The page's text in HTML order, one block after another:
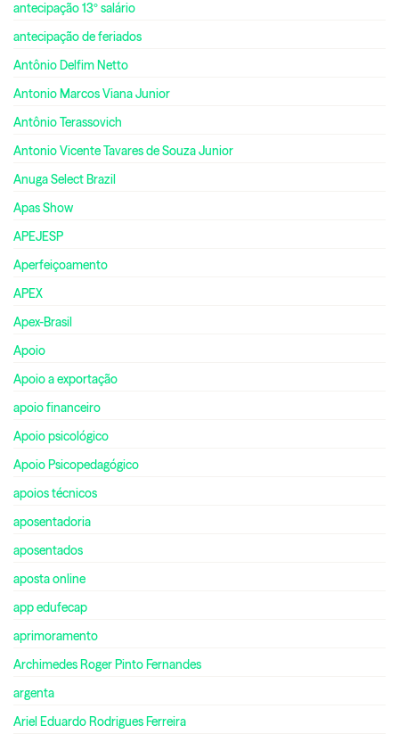
antecipação 13º salário
antecipação de feriados
Antônio Delfim Netto
Antonio Marcos Viana Junior
Antônio Terassovich
Antonio Vicente Tavares de Souza Junior
Anuga Select Brazil
Apas Show
APEJESP
Aperfeiçoamento
APEX
Apex-Brasil
Apoio
Apoio a exportação
apoio financeiro
Apoio psicológico
Apoio Psicopedagógico
apoios técnicos
aposentadoria
aposentados
aposta online
app edufecap
aprimoramento
Archimedes Roger Pinto Fernandes
argenta
Ariel Eduardo Rodrigues Ferreira